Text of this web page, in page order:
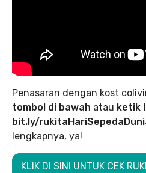
Penasaran dengan kost
tombol di bawah atau ketik
bit.ly/
lengkapnya, ya!
KLIK DI SINI UNTUK CEK